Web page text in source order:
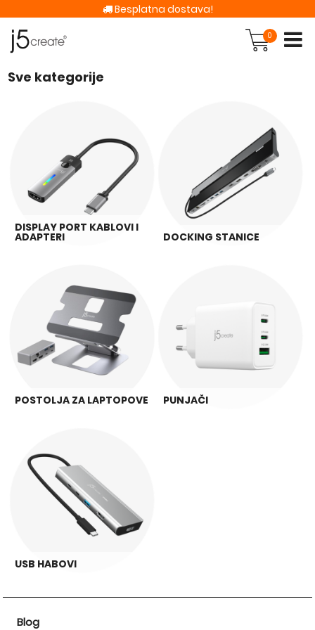
Besplatna dostava!
0
Sve kategorije
DISPLAY PORT KABLOVI I
ADAPTERI DOCKING STANICE
POSTOLJA ZA LAPTOPOVE PUNJAČI
USB HABOVI
Blog